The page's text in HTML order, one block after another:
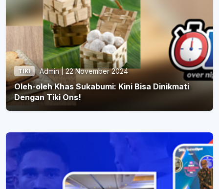
TIKI Admin | 22 November 2024
Oleh-oleh Khas Sukabumi: Kini Bisa Dinikmati
Dengan Tiki Ons!